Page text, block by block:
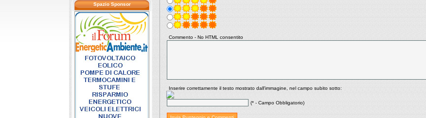
Spazio Sponsor
Commento - No HTML consentito
Inserire correttamente il testo mostrato dall'immagine, nel campo subito sotto:
(* - Campo Obbligatorio)